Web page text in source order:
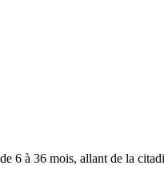
6 à 36 mois, allant de la